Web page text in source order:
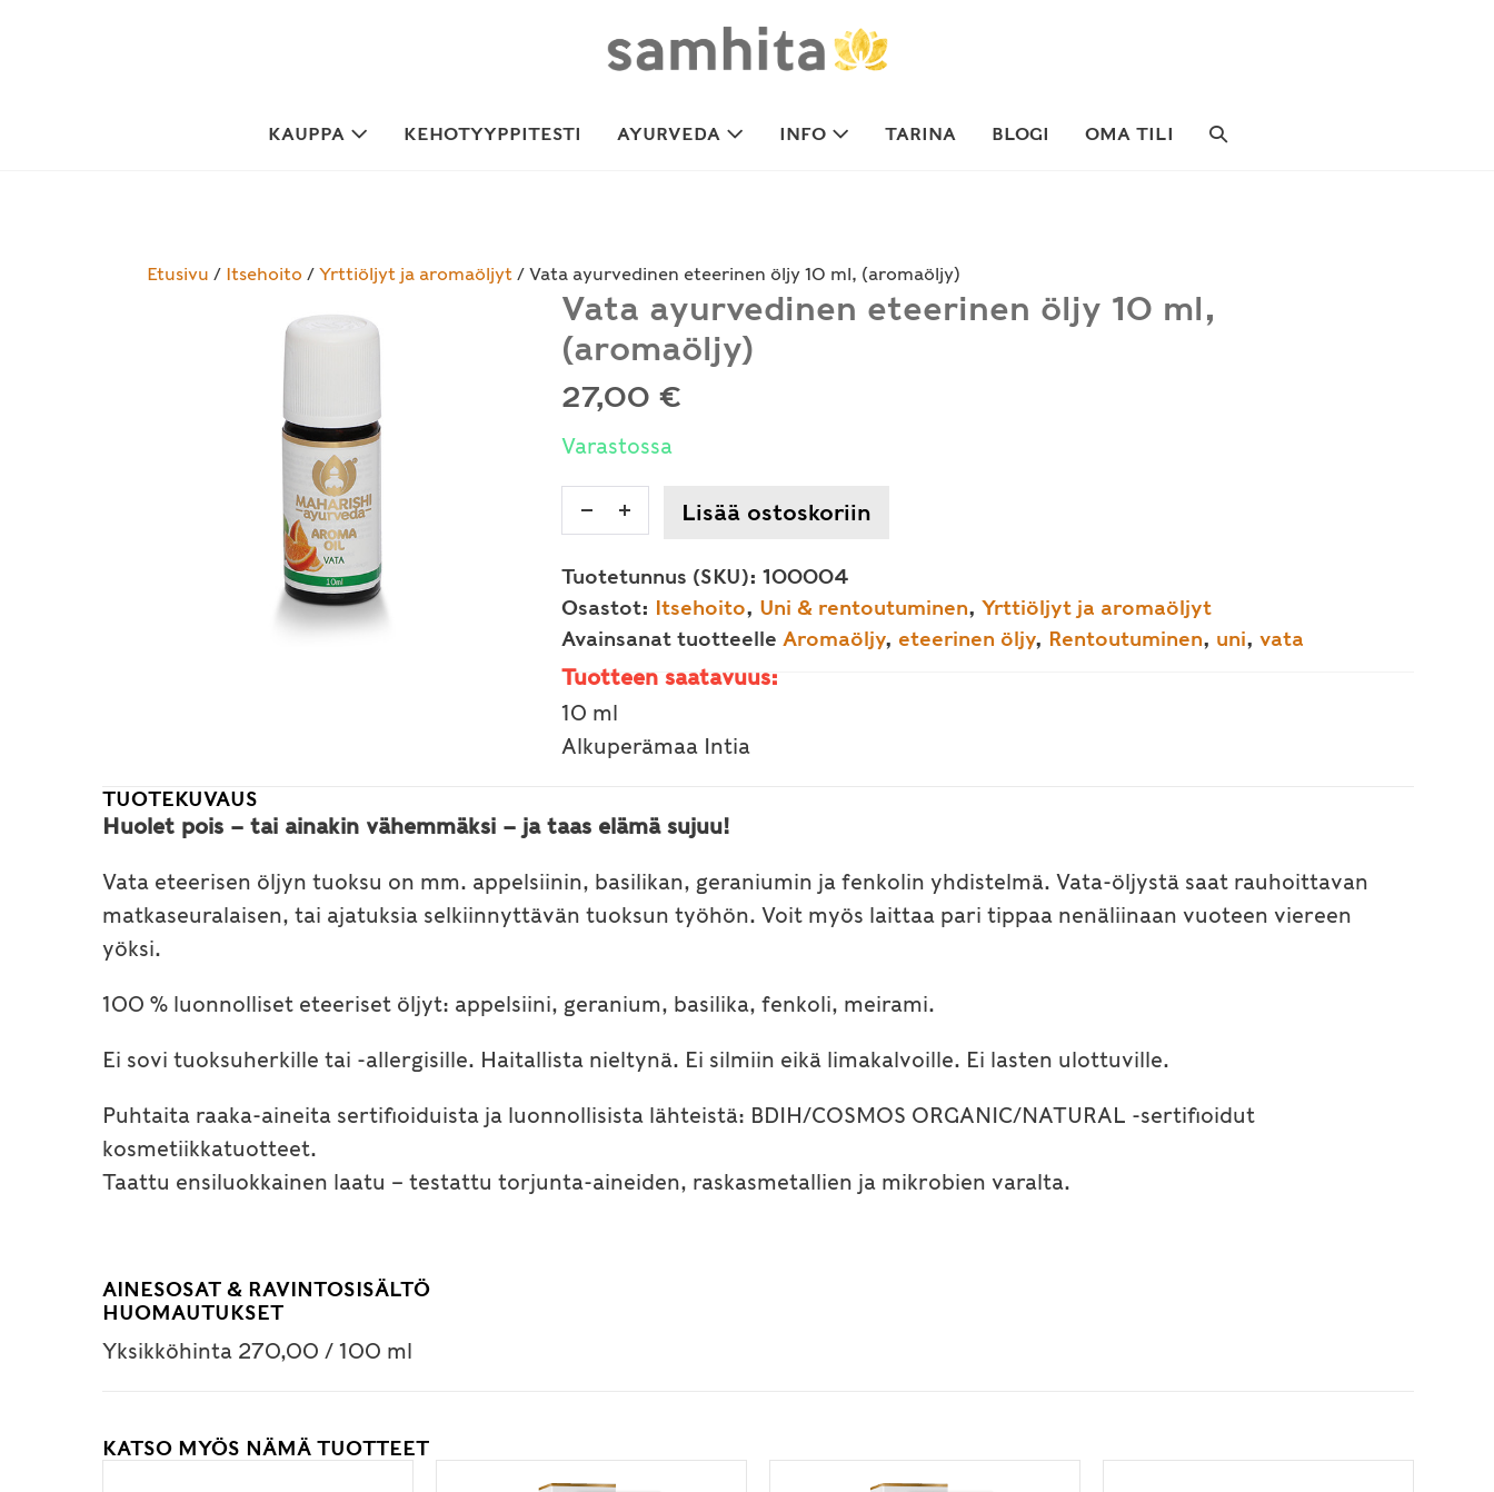
KAUPPA KEHOTYYPPITESTI AYURVEDA INFO TARINA BLOGI OMA TILI
SEARCH
Etusivu / Itsehoito / Yrttiöljyt ja aromaöljyt / Vata ayurvedinen eteerinen öljy 10 ml, (aromaöljy)
Vata ayurvedinen eteerinen öljy 10 ml,
(aromaöljy)
27,00 €
Varastossa
Vata
ayurvedinen
eteerinen
öljy
10
ml,
(aromaöljy)
määrä
IncreaseLisää ostoskoriin
Tuotetunnus (SKU): 100004
Osastot: Itsehoito, Uni & rentoutuminen, Yrttiöljyt ja aromaöljyt
Avainsanat tuotteelle Aromaöljy, eteerinen öljy, Rentoutuminen, uni, vata
Tuotteen saatavuus:
10 ml
Alkuperämaa Intia
TUOTEKUVAUS
Huolet pois – tai ainakin vähemmäksi – ja taas elämä sujuu!
Vata eteerisen öljyn tuoksu on mm. appelsiinin, basilikan, geraniumin ja fenkolin yhdistelmä. Vata-öljystä saat rauhoittavan
matkaseuralaisen, tai ajatuksia selkiinnyttävän tuoksun työhön. Voit myös laittaa pari tippaa nenäliinaan vuoteen viereen
yöksi.
100 % luonnolliset eteeriset öljyt: appelsiini, geranium, basilika, fenkoli, meirami.
Ei sovi tuoksuherkille tai -allergisille. Haitallista nieltynä. Ei silmiin eikä limakalvoille. Ei lasten ulottuville.
Puhtaita raaka-aineita sertifioiduista ja luonnollisista lähteistä: BDIH/COSMOS ORGANIC/NATURAL -sertifioidut
kosmetiikkatuotteet.
Taattu ensiluokkainen laatu – testattu torjunta-aineiden, raskasmetallien ja mikrobien varalta.
AINESOSAT & RAVINTOSISÄLTÖ
HUOMAUTUKSET
Yksikköhinta 270,00 / 100 ml
KATSO MYÖS NÄMÄ TUOTTEET